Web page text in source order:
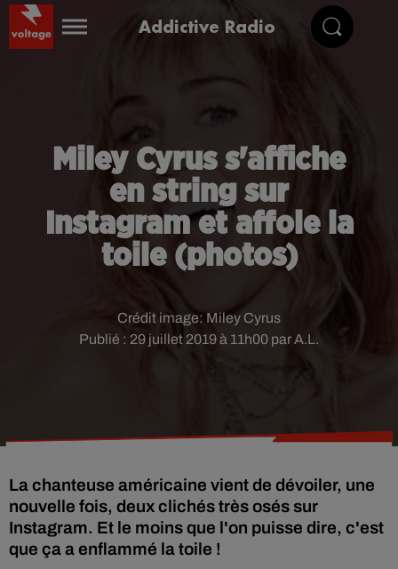
Addictive Radio
Miley Cyrus s'affiche
en string sur
Instagram et affole la
toile (photos)
Publié : 29 juillet 2019 à 11h00 par A.L.
Crédit image: Miley Cyrus
La chanteuse américaine vient de dévoiler, une
nouvelle fois, deux clichés très osés sur
Instagram. Et le moins que l'on puisse dire, c'est
que ça a enflammé la toile !